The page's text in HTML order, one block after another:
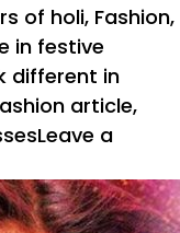
of holi, Fashion,
in festive
different in
article,
Leave a